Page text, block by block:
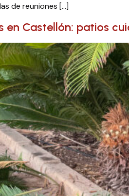
de reuniones […]
en Castellón: patios